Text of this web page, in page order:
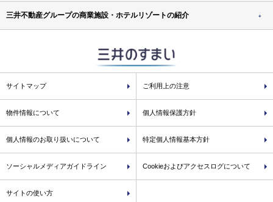
三井不動産グループの商業施設・ホテルリゾートの紹介
サイトマップ ご利用上の注意
物件情報について 個人情報保護方針
個人情報のお取り扱いについて 特定個人情報基本方針
ソーシャルメディアガイドライン Cookieおよびアクセスログについて
サイトの使い方